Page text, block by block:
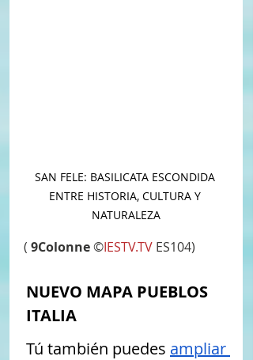
SAN FELE: BASILICATA ESCONDIDA
ENTRE HISTORIA, CULTURA Y
NATURALEZA
( 9Colonne ©IESTV.TV ES104)
NUEVO MAPA PUEBLOS
ITALIA
​​​Tú también puedes ampliar